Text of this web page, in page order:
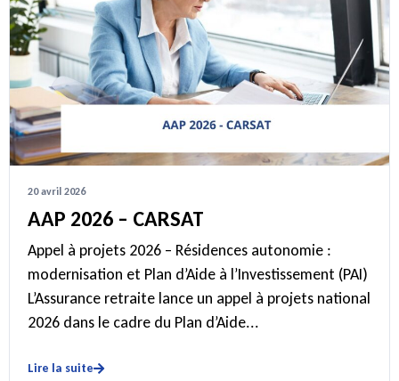
20 avril 2026
AAP 2026 – CARSAT
Appel à projets 2026 – Résidences autonomie :
modernisation et Plan d’Aide à l’Investissement (PAI)
L’Assurance retraite lance un appel à projets national
2026 dans le cadre du Plan d’Aide...
Lire la suite